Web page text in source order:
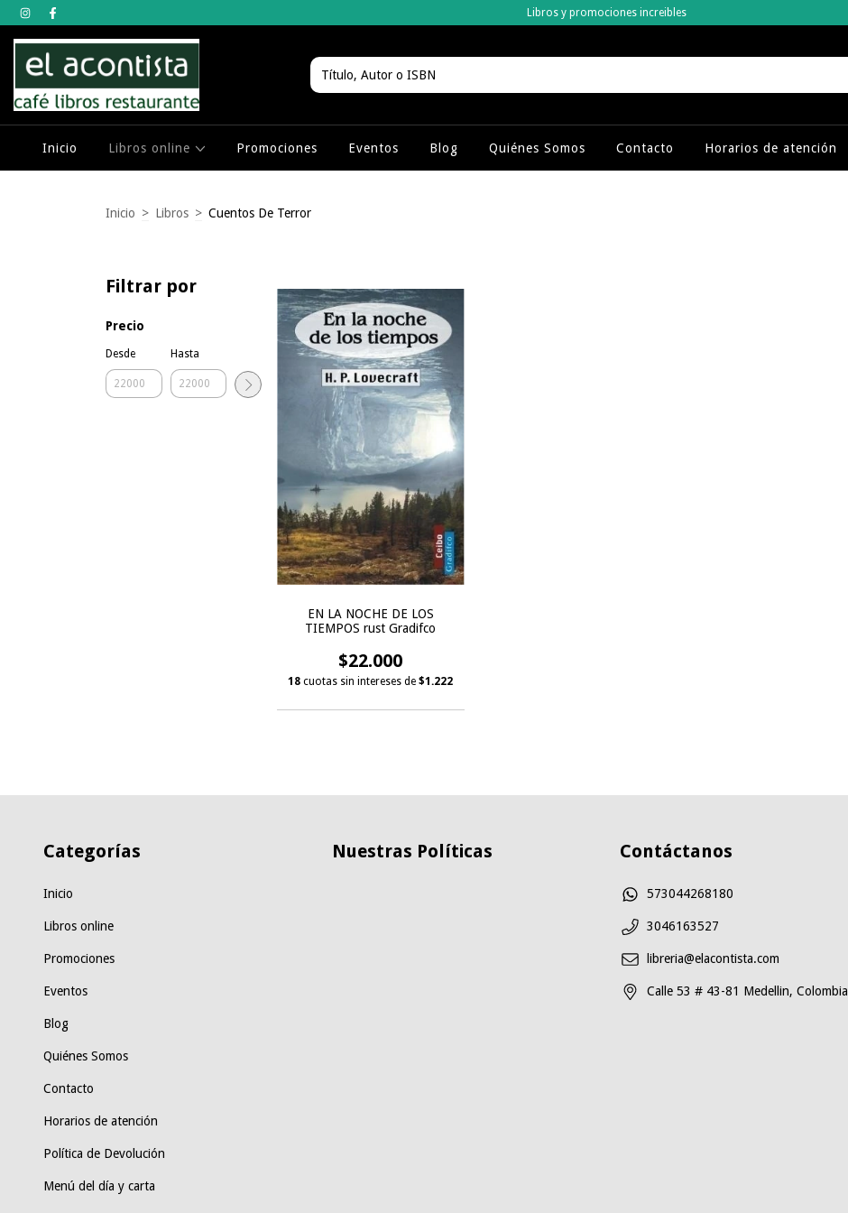
Libros y promociones increibles
Inicio Libros online Promociones Eventos Blog Quiénes Somos Contacto Horarios de atención
Inicio > Libros > Cuentos De Terror
Filtrar por
Precio
Desde Hasta
EN LA NOCHE DE LOS
TIEMPOS rust Gradifco
$22.000
18 cuotas sin intereses de$1.222
Categorías
Inicio
Libros online
Promociones
Eventos
Blog
Quiénes Somos
Contacto
Horarios de atención
Política de Devolución
Menú del día y carta
Nuestras Políticas Contáctanos
573044268180
3046163527
libreria@elacontista.com
Calle 53 # 43-81 Medellin, Colombia